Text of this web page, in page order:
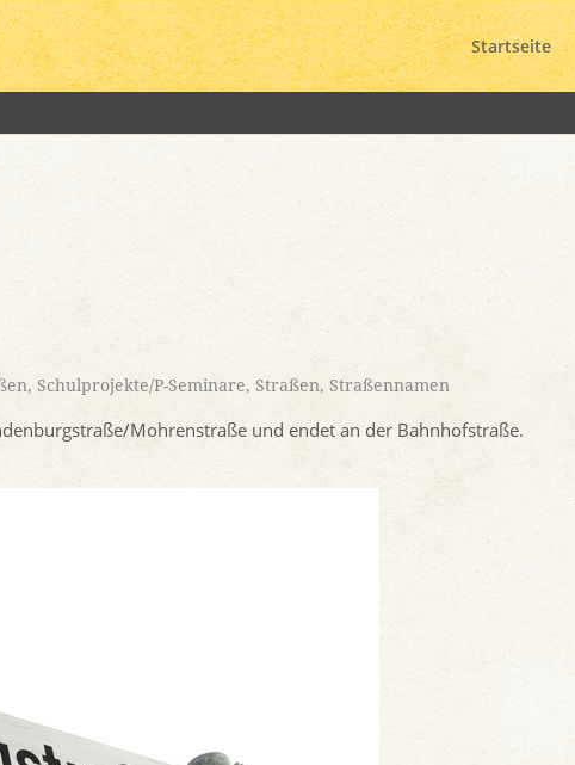
Startseite
, Schulprojekte/P-Seminare, Straßen, Straßennamen
Mohrenstraße und endet an der Bahnhofstraße.